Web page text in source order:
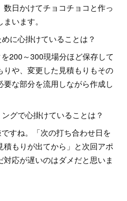
日かけてチョコチョコと作っ
います。
に心掛けていることは？
200～300現場分ほど保存して
りや、変更した見積もりもその
要な部分を流用しながら作成し
グで心掛けていることは？
すね。「次の打ち合わせ日を
もりが出てから」と次回アポ
応が遅いのはダメだと思いま